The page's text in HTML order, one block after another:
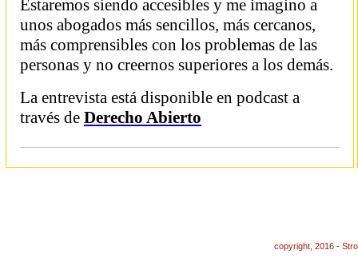
Estaremos siendo accesibles y me imagino a
unos abogados más sencillos, más cercanos,
más comprensibles con los problemas de las
personas y no creernos superiores a los demás.
La entrevista está disponible en podcast a
través de Derecho Abierto
copyright, 2016 -